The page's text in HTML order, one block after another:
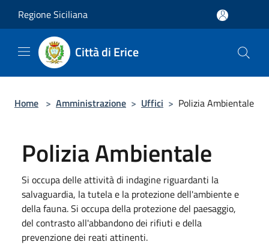
Regione Siciliana
Città di Erice
Home > Amministrazione > Uffici > Polizia Ambientale
Polizia Ambientale
Si occupa delle attività di indagine riguardanti la
salvaguardia, la tutela e la protezione dell'ambiente e
della fauna. Si occupa della protezione del paesaggio,
del contrasto all'abbandono dei rifiuti e della
prevenzione dei reati attinenti.